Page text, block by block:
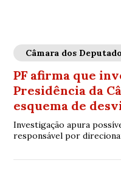
Câmara dos
PF afirma que
Presidência da
esquema de
Investigação apura
responsável por